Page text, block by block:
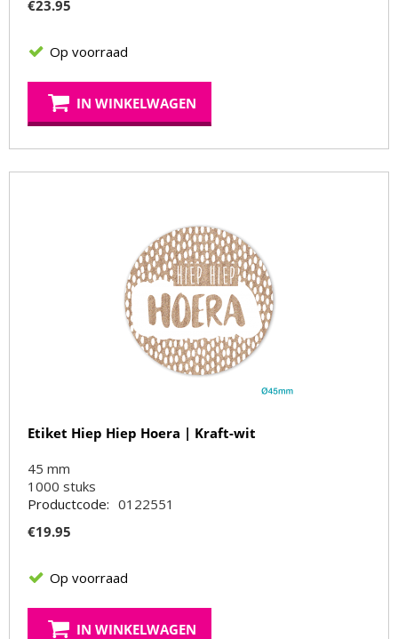
€23.95
Op voorraad
IN WINKELWAGEN
Etiket Hiep Hiep Hoera | Kraft-wit
45 mm
1000 stuks
Productcode: 0122551
€19.95
Op voorraad
IN WINKELWAGEN